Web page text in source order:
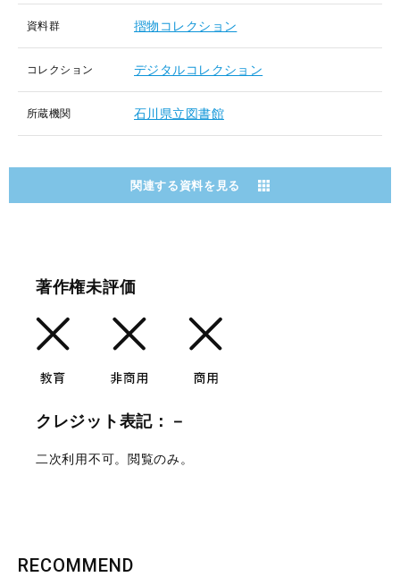
資料群 摺物コレクション
コレクション デジタルコレクション
所蔵機関 石川県立図書館
関連する資料を見る
著作権未評価
クレジット表記：－
二次利用不可。閲覧のみ。
RECOMMEND